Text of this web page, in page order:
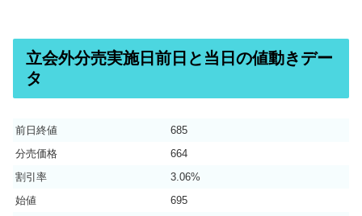
立会外分売実施日前日と当日の値動きデー
タ
前日終値
685
分売価格
664
割引率
3.06%
始値
695